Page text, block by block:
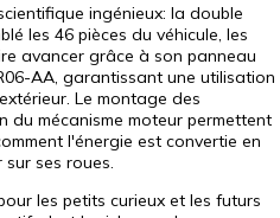
ingénieux: la double
les 46 pièces du véhicule, les
avancer grâce à son panneau
AA, garantissant une utilisation
Le montage des
du mécanisme moteur permettent
l'énergie est convertie en
ses roues.
les petits curieux et les futurs